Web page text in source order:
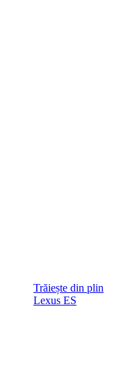
Trăiește din plin
Lexus ES